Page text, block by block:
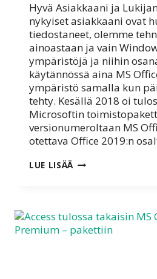
Hyvä Asiakkaani ja
nykyiset asiakkaani ovat
tiedostaneet, olemme
ainoastaan ja vain
ympäristöjä ja niihin
käytännössä aina MS
ympäristö samalla kun
tehty. Kesällä 2018 oi
Microsoftin
versionumeroltaan MS
otettava Office 2019:n
LUE LISÄÄ MICROSOFT
WINDOWS
10:SSÄ